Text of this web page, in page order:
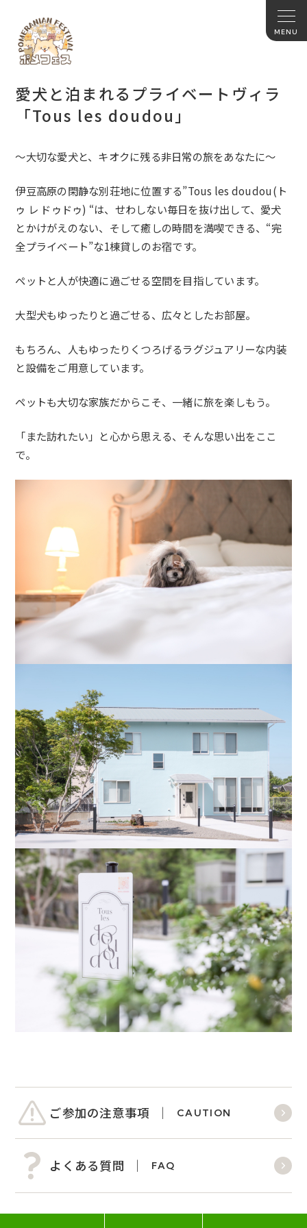
愛犬と泊まれるプライベートヴィラ
「Tous les doudou」
～大切な愛犬と、キオクに残る非日常の旅をあなたに～
伊豆高原の閑静な別荘地に位置する”Tous les doudou(ト
ゥ レ ドゥドゥ) “は、せわしない毎日を抜け出して、愛犬
とかけがえのない、 そして癒しの時間を満喫できる、“完
全プライベート”な1棟貸しのお宿です。
ペットと人が快適に過ごせる空間を目指しています。
大型犬もゆったりと過ごせる、広々としたお部屋。
もちろん、
人もゆったりくつろげるラグジュアリーな内装
と設備をご用意しています。
ペットも大切な家族だからこそ、一緒に旅を楽しもう。
「また訪れたい」と心から思える、 そんな思い出をここ
で。
ご参加の注意事項 CAUTION
よくある質問 FAQ